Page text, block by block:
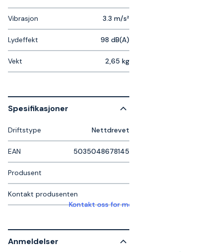
Vibrasjon 3.3 m/s²
Lydeffekt 98 dB(A)
Vekt 2,65 kg
Spesifikasjoner
Driftstype Nettdrevet
EAN 5035048678145
Produsent
Kontakt produsenten
Kontakt oss for mer informasjon
Anmeldelser